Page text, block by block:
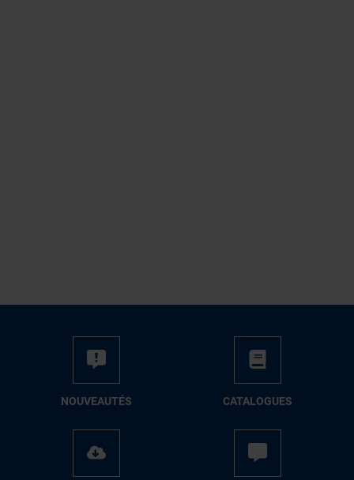
NOUVEAUTÉS CATALOGUES